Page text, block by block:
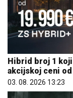
Hibrid broj 1
akcijskoj ceni od
03. 08. 2026 13:23